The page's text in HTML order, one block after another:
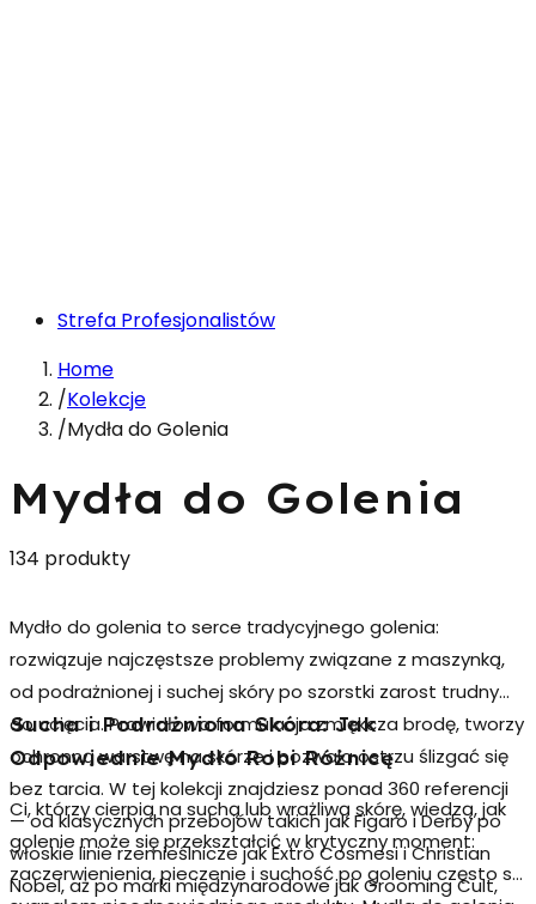
Strefa Profesjonalistów
Home
/Kolekcje
/Mydła do Golenia
Mydła do Golenia
134 produkty
Mydło do golenia to serce tradycyjnego golenia:
rozwiązuje najczęstsze problemy związane z maszynką,
od podrażnionej i suchej skóry po szorstki zarost trudny
do ucięcia. Prawidłowa formulacja zmiękcza brodę, tworzy
ochronną warstwę na skórze i pozwala ostrzu ślizgać się
bez tarcia. W tej kolekcji znajdziesz ponad 360 referencji
— od klasycznych przebojów takich jak Figaro i Derby po
włoskie linie rzemieślnicze jak Extrò Cosmesi i Christian
Nobel, aż po marki międzynarodowe jak Grooming Cult,
Sucha i Podrażniona Skóra: Jak
Odpowiednie Mydło Robi Różnicę
Ci, którzy cierpią na suchą lub wrażliwą skórę, wiedzą, jak
golenie może się przekształcić w krytyczny moment:
zaczerwienienia, pieczenie i suchość po goleniu często są